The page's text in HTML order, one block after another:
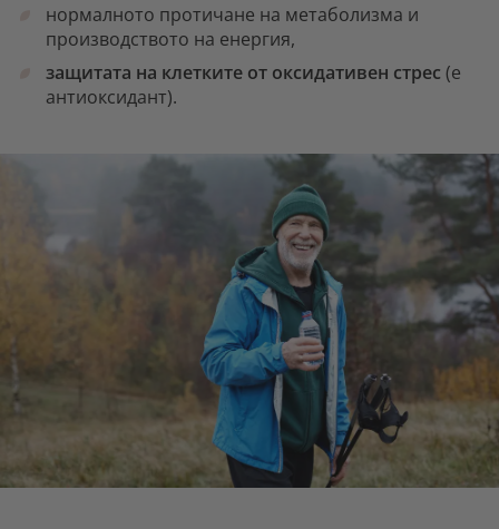
нормалното протичане на метаболизма и
производството на енергия,
защитата на клетките от оксидативен стрес (е
антиоксидант).